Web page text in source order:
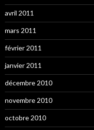
avril 2011
mars 2011
février 2011
janvier 2011
décembre 2010
novembre 2010
octobre 2010